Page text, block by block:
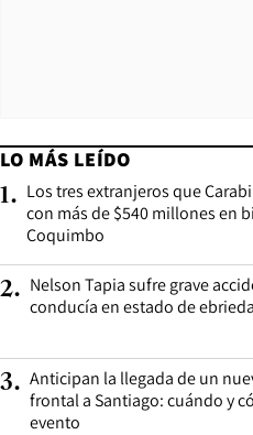
LO MÁS LEÍDO
1. Los tres extranjeros que
con más de $540 millones en
Coquimbo
2. Nelson Tapia sufre grave
conducía en estado de
3. Anticipan la llegada de un
frontal a Santiago: cuándo y
evento